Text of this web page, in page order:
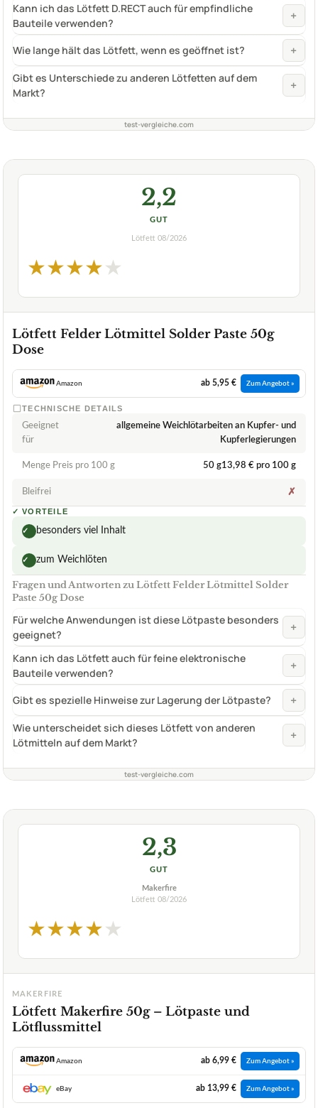
Kann ich das Lötfett D.RECT auch für empfindliche
Bauteile verwenden?
+
Wie lange hält das Lötfett, wenn es geöffnet ist? +
Gibt es Unterschiede zu anderen Lötfetten auf dem
Markt?
+
test-vergleiche.com
2,2
GUT
Lötfett 08/2026
★★★★★
Lötfett Felder Lötmittel Solder Paste 50g
Dose
Amazon ab 5,95 € Zum Angebot »
TECHNISCHE DETAILS
Geeignet
für
allgemeine Weichlötarbeiten an Kupfer- und
Kupferlegierungen
Menge Preis pro 100 g 50 g13,98 € pro 100 g
Bleifrei ✗
✓ VORTEILE
✓ besonders viel Inhalt
✓ zum Weichlöten
Fragen und Antworten zu Lötfett Felder Lötmittel Solder
Paste 50g Dose
Für welche Anwendungen ist diese Lötpaste besonders
geeignet?
+
Kann ich das Lötfett auch für feine elektronische
Bauteile verwenden?
+
Gibt es spezielle Hinweise zur Lagerung der Lötpaste? +
Wie unterscheidet sich dieses Lötfett von anderen
Lötmitteln auf dem Markt?
+
test-vergleiche.com
2,3
GUT
Makerfire
Lötfett 08/2026
★★★★★
MAKERFIRE
Lötfett Makerfire 50g – Lötpaste und
Lötflussmittel
Amazon ab 6,99 € Zum Angebot »
eBay ab 13,99 € Zum Angebot »